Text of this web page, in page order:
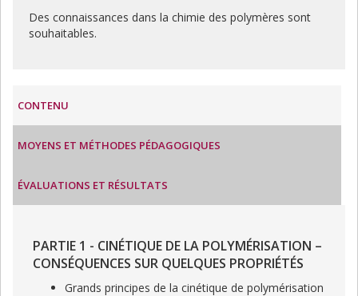
Des connaissances dans la chimie des polymères sont
souhaitables.
CONTENU
MOYENS ET MÉTHODES PÉDAGOGIQUES
ÉVALUATIONS ET RÉSULTATS
PARTIE 1 - CINÉTIQUE DE LA POLYMÉRISATION –
CONSÉQUENCES SUR QUELQUES PROPRIÉTÉS
Grands principes de la cinétique de polymérisation